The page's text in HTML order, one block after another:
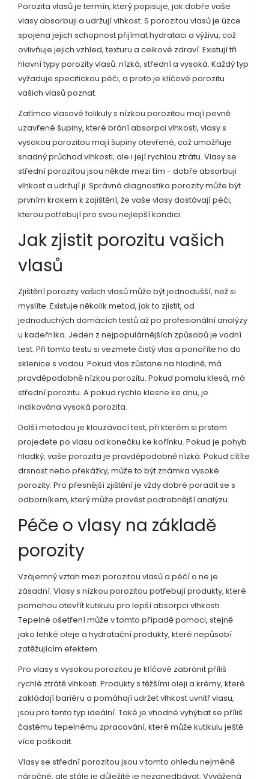
Porozita vlasů je termín, který popisuje, jak dobře vaše
vlasy absorbuji a udržují vlhkost. S porozitou vlasů je úzce
spojena jejich schopnost přijímat hydrataci a výživu, což
ovlivňuje jejich vzhled, texturu a celkové zdraví. Existují tři
hlavní typy porozity vlasů: nízká, střední a vysoká. Každý typ
vyžaduje specifickou péči, a proto je klíčové porozitu
vašich vlasů poznat.
Zatímco vlasové folikuly s nízkou porozitou mají pevně
uzavřené šupiny, které brání absorpci vlhkosti, vlasy s
vysokou porozitou mají šupiny otevřené, což umožňuje
snadný průchod vlhkosti, ale i její rychlou ztrátu. Vlasy se
střední porozitou jsou někde mezi tím - dobře absorbuji
vlhkost a udržují ji. Správná diagnostika porozity může být
prvním krokem k zajištění, že vaše vlasy dostávají péči,
kterou potřebují pro svou nejlepší kondici.
Jak zjistit porozitu vašich
vlasů
Zjištění porozity vašich vlasů může být jednodušší, než si
myslíte. Existuje několik metod, jak to zjistit, od
jednoduchých domácích testů až po profesionální analýzy
u kadeřníka. Jeden z nejpopulárnějších způsobů je vodní
test. Při tomto testu si vezmete čistý vlas a ponoříte ho do
sklenice s vodou. Pokud vlas zůstane na hladině, má
pravděpodobně nízkou porozitu. Pokud pomalu klesá, má
střední porozitu. A pokud rychle klesne ke dnu, je
indikována vysoká porozita.
Další metodou je klouzávací test, při kterém si prstem
projedete po vlasu od konečku ke kořínku. Pokud je pohyb
hladký, vaše porozita je pravděpodobně nízká. Pokud cítíte
drsnost nebo překážky, může to být známka vysoké
porozity. Pro přesnější zjištění je vždy dobré poradit se s
odborníkem, který může provést podrobnější analýzu.
Péče o vlasy na základě
porozity
Vzájemný vztah mezi porozitou vlasů a péčí o ne je
zásadní. Vlasy s nízkou porozitou potřebují produkty, které
pomohou otevřít kutikulu pro lepší absorpci vlhkosti.
Tepelné ošetření může v tomto případě pomoci, stejně
jako lehké oleje a hydratační produkty, které nepůsobí
zatěžujícím efektem.
Pro vlasy s vysokou porozitou je klíčové zabránit příliš
rychlé ztrátě vlhkosti. Produkty s těžšími oleji a krémy, které
zakládají bariéru a pomáhají udržet vlhkost uvnitř vlasu,
jsou pro tento typ ideální. Také je vhodné vyhýbat se příliš
častému tepelnému zpracování, které může kutikulu ještě
více poškodit.
Vlasy se střední porozitou jsou v tomto ohledu nejméně
náročné, ale stále je důležité je nezanedbávat. Vyvážená